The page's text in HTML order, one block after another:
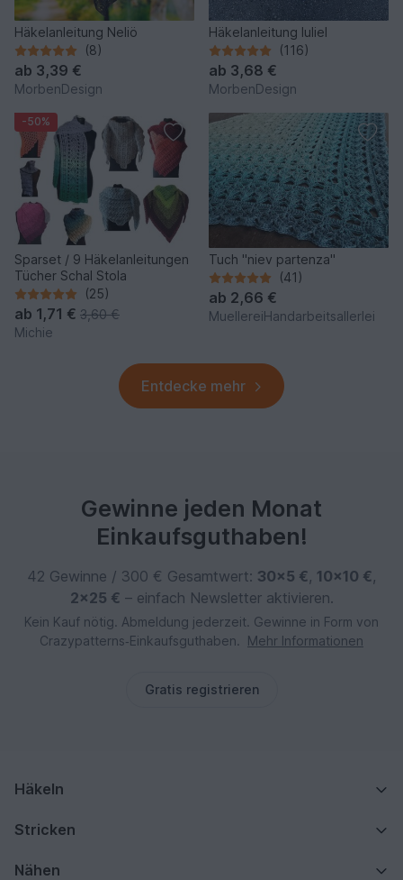
Häkelanleitung Neliö
(8)
ab 3,39 €
MorbenDesign
Häkelanleitung Iuliel
(116)
ab 3,68 €
MorbenDesign
-50%
Sparset / 9 Häkelanleitungen
Tücher Schal Stola
(25)
ab 1,71 € 3,60 €
Michie
Tuch "niev partenza"
(41)
ab 2,66 €
MuellereiHandarbeitsallerlei
Entdecke mehr
Gewinne jeden Monat
Einkaufsguthaben!
42 Gewinne / 300 € Gesamtwert: 30×5 €, 10×10 €,
2×25 € – einfach Newsletter aktivieren.
Kein Kauf nötig. Abmeldung jederzeit. Gewinne in Form von
Crazypatterns‑Einkaufsguthaben.
Mehr Informationen
Gratis registrieren
Häkeln
Stricken
Nähen